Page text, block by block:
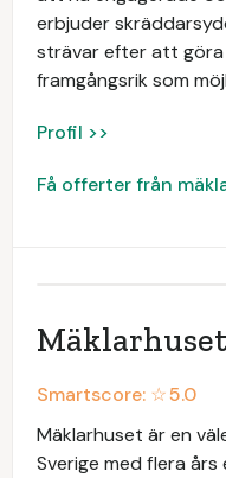
erbjuder
strävar efter att göra
framgångsrik som
Profil >>
Få offerter från
Mäklarhuset
Smartscore: ☆5.0
Mäklarhuset är en
Sverige med flera